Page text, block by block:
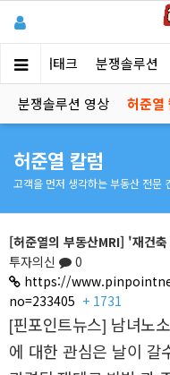
부동산 재태크 분쟁솔루션
분쟁솔루션 영상 허준열
허준열 칼럼
고객을 먼저 생각하는 부동산 전문
[허준열의 부동산MRI] '재건
투자의신
0
https://
no=233405 + 1731
[핀포인트뉴스] 남녀노
에 대한 관심은 날이 갈